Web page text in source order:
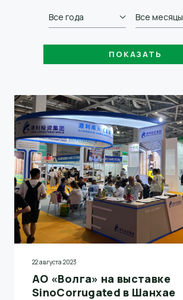
Все года Все месяцы
22 августа 2023
АО «Волга» на выставке
SinoCorrugated в Шанхае